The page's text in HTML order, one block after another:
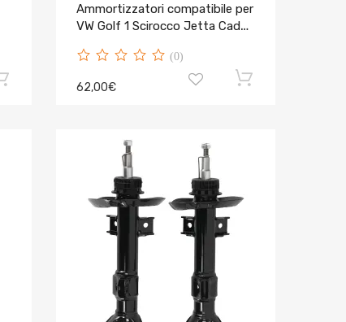
Ammortizzatori compatibile per
VW Golf 1 Scirocco Jetta Caddy
(0)
62,00€